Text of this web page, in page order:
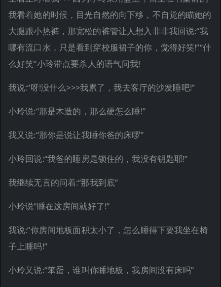
我看着她的时候，目光自然的向下移，不自觉的瞄她的
大腿跟小热裤，那宽松的裤管让人想入非非我回说:“我
哪有流口水，只是看到穿校服裙子的你，觉得好笑!”“什
么好笑”小玲带点要杀人的语气问我!
我说:“呀!没什么>>>我累了，我去客厅的沙发睡吧!”
小玲说:“那是木造的，那么硬怎么睡!”
我又说:“那你是说让我睡你爸的床啰”
小玲回说:“我爸的睡房是锁住的，我没有钥匙耶!”
我继续无言的问着:“那我到底”
小玲说“睡在这房间就好了!”
我说:“你房间地板面积太小了，怎么睡得下要我坐在椅
子上睡吗!”
小玲又说:“笨蛋，谁叫你睡地板，我房间没有床吗”